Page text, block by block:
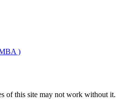
)
of this site may not work without it.